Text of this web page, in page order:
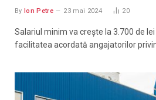
By Ion Petre 23 mai 2024 20
Salariul minim va creşte la 3.700 de
facilitatea acordată angajatorilor